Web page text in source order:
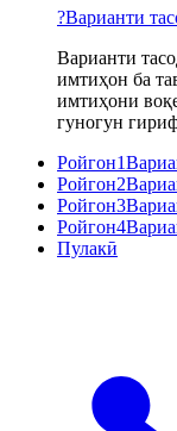
?Варианти
Варианти
имтиҳон ба
имтиҳони
гуногун
Ройгон1
Ройгон2
Ройгон3
Ройгон4
Пулакӣ